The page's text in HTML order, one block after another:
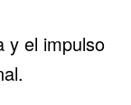
y el impulso